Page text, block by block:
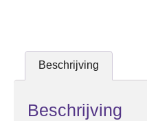
Beschrijving
Beschrijving